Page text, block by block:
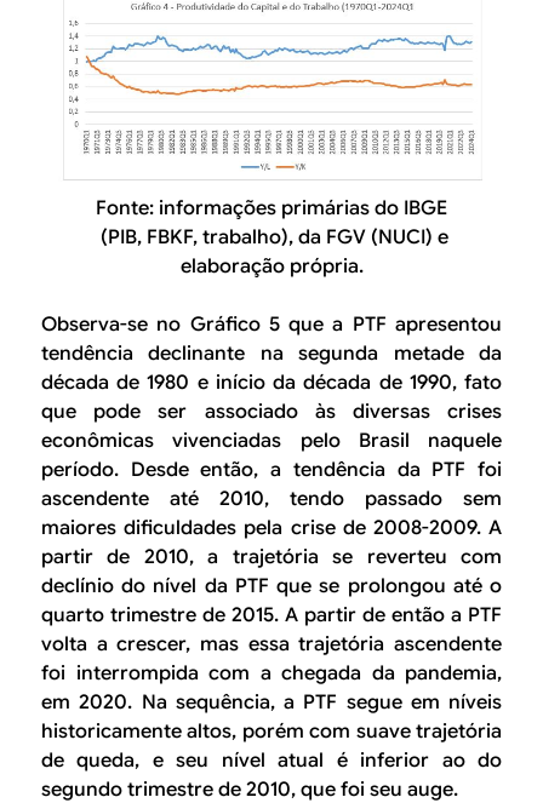
Fonte: informações primárias do IBGE
(PIB, FBKF, trabalho), da FGV (NUCI) e
elaboração própria.
Observa-se no Gráfico 5 que a PTF apresentou
tendência declinante na segunda metade da
década de 1980 e início da década de 1990, fato
que pode ser associado às diversas crises
econômicas vivenciadas pelo Brasil naquele
período. Desde então, a tendência da PTF foi
ascendente até 2010, tendo passado sem
maiores dificuldades pela crise de 2008-2009. A
partir de 2010, a trajetória se reverteu com
declínio do nível da PTF que se prolongou até o
quarto trimestre de 2015. A partir de então a PTF
volta a crescer, mas essa trajetória ascendente
foi interrompida com a chegada da pandemia,
em 2020. Na sequência, a PTF segue em níveis
historicamente altos, porém com suave trajetória
de queda, e seu nível atual é inferior ao do
segundo trimestre de 2010, que foi seu auge.